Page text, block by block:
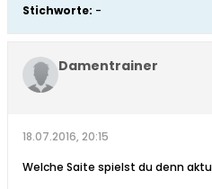
Stichworte: -
Damentrainer
18.07.2016, 20:15
Welche Saite spielst du denn